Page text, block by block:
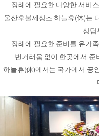
장례에 필요한 다양한 서비
울산후불제상조 하늘휴(休)는
상담
장례에 필요한 준비를 유가
번거러움 없이 한곳에서 준
하늘휴(休)에서는 국가에서 공